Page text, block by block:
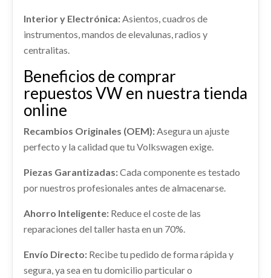
NEUMATICO REPUESTO 7P0601027
NEUMATICO REPUESTO 7P0601027 usado.
BLUEMOTION
Ref: 3009461 OEM: 7P0601027
220,23 € shopping_cart
TRANSMISION DELANTERA DERECHA
TRANSMISION DELANTERA DERECHA usado.
BLUEMOTION
Ref: 2271181
Consultar
AIRBAG CORTINA DELANTERO IZQUIERDO
usado.
VOLKSWAGEN TOUAREG (7P5) V6 TDI
BLUEMOTION
Ref: 2271142
INTERCOOLER
VOLKSWAGEN TOUAREG (7P5) V6 TDI
BLUEMOTION
Ref: 2271160
Consultar
AMORTIGUADOR DELANTERO
AMORTIGUADOR DELANTERO IZQUIERDO
usado.
BLUEMOTION
Ref: 2271147
Interior y Electrónica:Asientos, cuadros de
instrumentos, mandos de elevalunas, radios y
centralitas.
Beneficios de comprar
repuestos VW en nuestra tienda
online
Recambios Originales (OEM):Asegura un ajuste
perfecto y la calidad que tu Volkswagen exige.
Piezas Garantizadas:Cada componente es testado
por nuestros profesionales antes de almacenarse.
Ahorro Inteligente: Reduce el coste de las
reparaciones del taller hasta en un 70%.
Envío Directo: Recibe tu pedido de forma rápida y
segura, ya sea en tu domicilio particular o